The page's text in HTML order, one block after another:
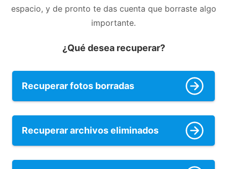
espacio, y de pronto te das cuenta que borraste algo
importante.
¿Qué desea recuperar?
Recuperar fotos borradas
Recuperar archivos eliminados